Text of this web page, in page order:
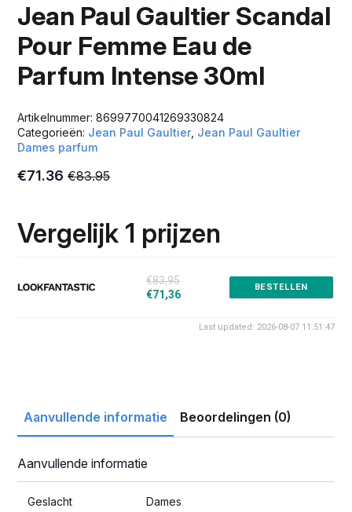
Jean Paul Gaultier Scandal
Pour Femme Eau de
Parfum Intense 30ml
Artikelnummer:8699770041269330824
Categorieën: Jean Paul Gaultier, Jean Paul Gaultier
Dames parfum
€83.95
Oorspronkelijke
€83.95.
€71.36
Huidige
€71.36.
Vergelijk 1 prijzen
€83,95
€71,36
BESTELLEN
Last updated: 2026-08-07 11:51:47
Aanvullende informatie Beoordelingen (0)
Aanvullende informatie
Geslacht Dames